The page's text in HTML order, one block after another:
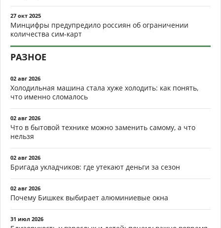
27 окт 2025
Минцифры предупредило россиян об ограничении
количества сим-карт
РАЗНОЕ
02 авг 2026
Холодильная машина стала хуже холодить: как понять,
что именно сломалось
02 авг 2026
Что в бытовой технике можно заменить самому, а что
нельзя
02 авг 2026
Бригада укладчиков: где утекают деньги за сезон
02 авг 2026
Почему Бишкек выбирает алюминиевые окна
31 июл 2026